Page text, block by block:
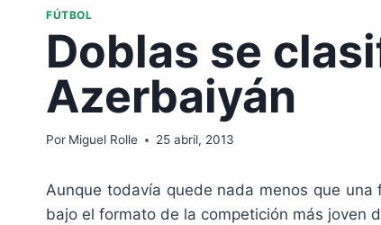
FÚTBOL
Doblas se
Azerbaiyán
Por Miguel Rolle 25 abril, 2013
Aunque todavía quede nada menos que una
bajo el formato de la competición más joven